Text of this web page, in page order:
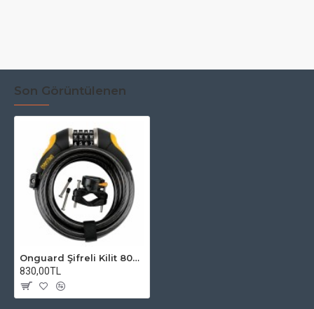
Son Görüntülenen
Onguard Şifreli Kilit 8031 Doberman
830,00TL